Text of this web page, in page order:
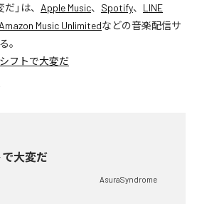
だ 」は、 Apple Music、 Spotify、 LINE
Amazon Music Unlimitedなどの音楽配信サ
。
フトで大変だ
大変だ
AsuraSyndrome